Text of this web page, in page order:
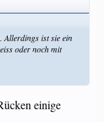
Allerdings ist sie ein
oder noch mit
einige